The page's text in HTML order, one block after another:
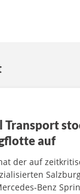
Transport
auf
der auf
Benz